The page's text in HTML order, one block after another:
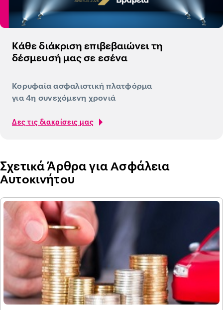
Κάθε διάκριση επιβεβαιώνει τη
δέσμευσή μας σε εσένα
Κορυφαία ασφαλιστική πλατφόρμα
για 4η συνεχόμενη χρονιά
Δες τις διακρίσεις μας
Σχετικά Άρθρα για Ασφάλεια
Αυτοκινήτου